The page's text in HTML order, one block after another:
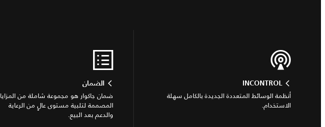
INCONTROL
أنظمة الوسائط المتعددة الجديدة بالكامل سهلة
الاستخدام.
الضمان
ضمان جاكوار هو مجموعة شاملة من المزايا
المصممة لتلبية مستوى عالٍ من الرعاية
والدعم بعد البيع.